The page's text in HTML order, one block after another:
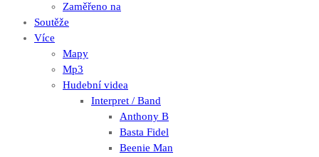
Zaměřeno na
Soutěže
Více
Mapy
Mp3
Hudební videa
Interpret / Band
Anthony B
Basta Fidel
Beenie Man